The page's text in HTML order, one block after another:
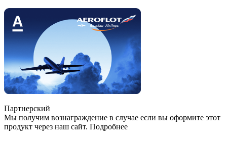
Партнерский
Мы получим вознаграждение в случае если вы оформите этот
продукт через наш сайт. Подробнее